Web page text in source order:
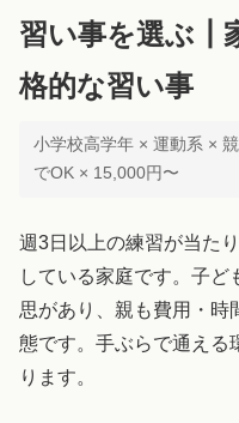
習い事を選ぶ┃
格的な習い事
小学校高学年 × 運動系 ×
でOK × 15,000円〜
週3日以上の練習が当た
している家庭です。子
思があり、親も費用・時
態です。手ぶらで通える
ります。